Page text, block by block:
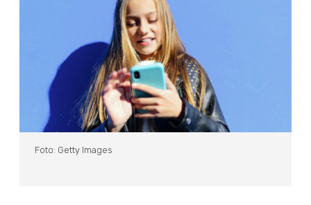
Foto: Getty Images